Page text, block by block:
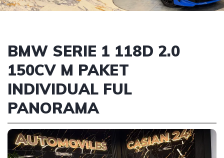
BMW SERIE 1 118D 2.0
150CV M PAKET
INDIVIDUAL FUL
PANORAMA